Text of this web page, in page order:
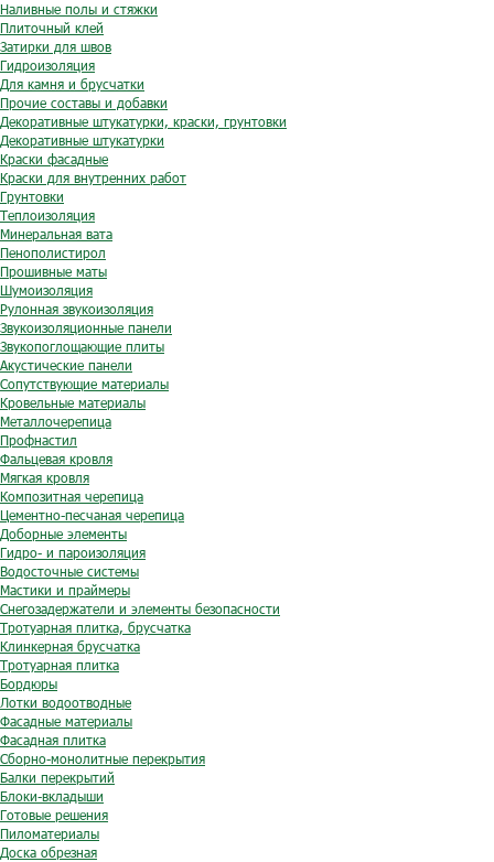
Наливные полы и стяжки
Плиточный клей
Затирки для швов
Гидроизоляция
Для камня и брусчатки
Прочие составы и добавки
Декоративные штукатурки, краски, грунтовки
Декоративные штукатурки
Краски фасадные
Краски для внутренних работ
Грунтовки
Теплоизоляция
Минеральная вата
Пенополистирол
Прошивные маты
Шумоизоляция
Рулонная звукоизоляция
Звукоизоляционные панели
Звукопоглощающие плиты
Акустические панели
Сопутствующие материалы
Кровельные материалы
Металлочерепица
Профнастил
Фальцевая кровля
Мягкая кровля
Композитная черепица
Цементно-песчаная черепица
Доборные элементы
Гидро- и пароизоляция
Водосточные системы
Мастики и праймеры
Снегозадержатели и элементы безопасности
Тротуарная плитка, брусчатка
Клинкерная брусчатка
Тротуарная плитка
Бордюры
Лотки водоотводные
Фасадные материалы
Фасадная плитка
Сборно-монолитные перекрытия
Балки перекрытий
Блоки-вкладыши
Готовые решения
Пиломатериалы
Доска обрезная